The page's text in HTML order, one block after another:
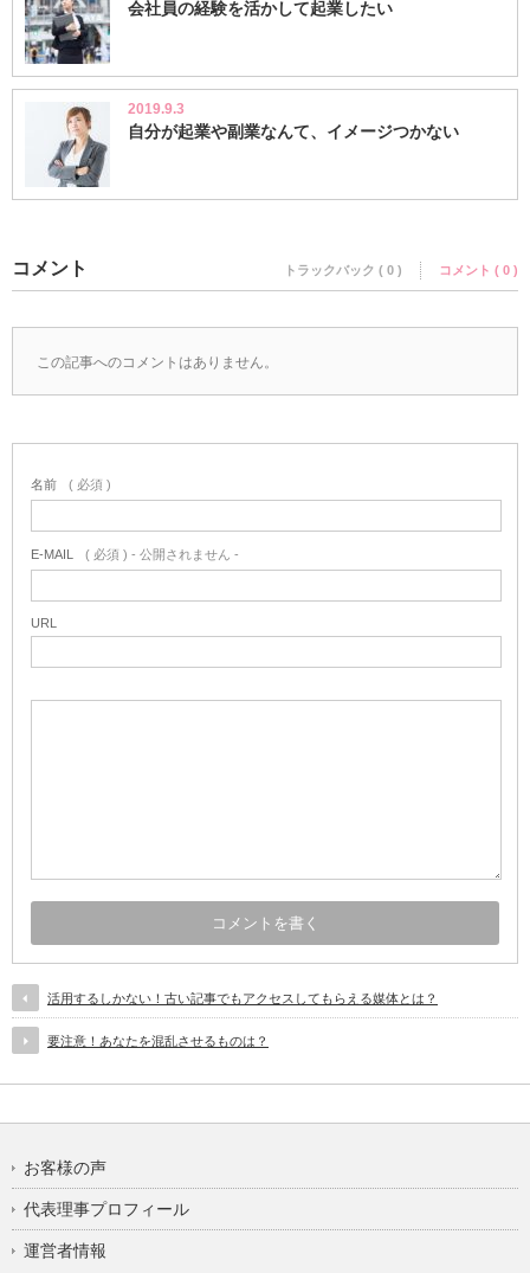
会社員の経験を活かして起業したい
2019.9.3
自分が起業や副業なんて、イメージつかない
コメント トラックバック ( 0 ) コメント ( 0 )
この記事へのコメントはありません。
名前 ( 必須 )
E-MAIL ( 必須 ) - 公開されません -
URL
活用するしかない！古い記事でもアクセスしてもらえる媒体とは？
要注意！あなたを混乱させるものは？
お客様の声
代表理事プロフィール
運営者情報